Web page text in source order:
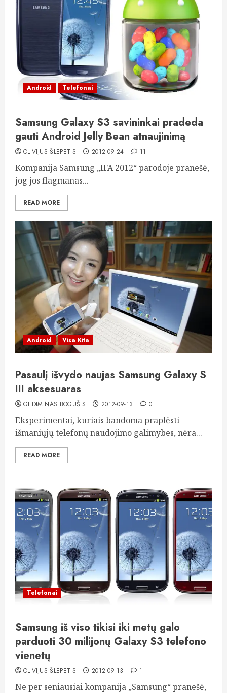
Android Telefonai
Samsung Galaxy S3 savininkai pradeda
gauti Android Jelly Bean atnaujinimą
OLIVIJUS ŠLEPETIS 2012-09-24 11
Kompanija Samsung „IFA 2012“ parodoje pranešė,
jog jos flagmanas...
READ MORE
Android Visa Kita
Pasaulį išvydo naujas Samsung Galaxy S
III aksesuaras
GEDIMINAS BOGUŠIS 2012-09-13 0
Eksperimentai, kuriais bandoma praplėsti
išmaniųjų telefonų naudojimo galimybes, nėra...
READ MORE
Telefonai
Samsung iš viso tikisi iki metų galo
parduoti 30 milijonų Galaxy S3 telefono
vienetų
OLIVIJUS ŠLEPETIS 2012-09-13 1
Ne per seniausiai kompanija „Samsung“ pranešė,